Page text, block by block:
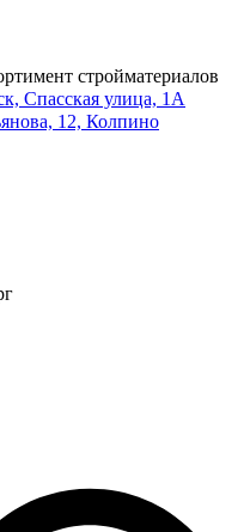
стройматериалов
Спасская улица, 1А
12, Колпино